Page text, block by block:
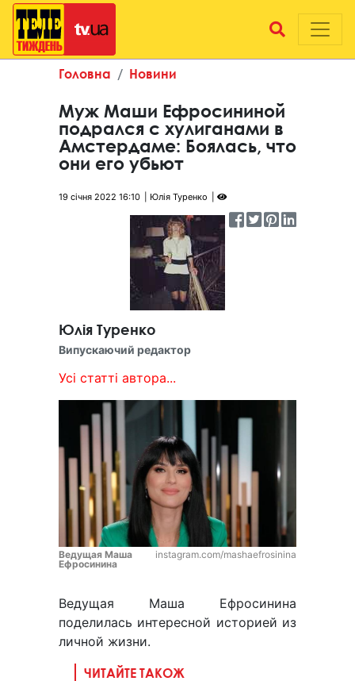
Головна Новини
Муж Маши Ефросининой
подрался с хулиганами в
Амстердаме: Боялась, что
они его убьют
19 січня 2022 16:10 Юлія Туренко
Юлія Туренко
Випускаючий редактор
Усі статті автора...
Ведущая Маша
Ефросинина
instagram.com/mashaefrosinina
Ведущая Маша Ефросинина
поделилась интересной историей из
личной жизни.
ЧИТАЙТЕ ТАКОЖ